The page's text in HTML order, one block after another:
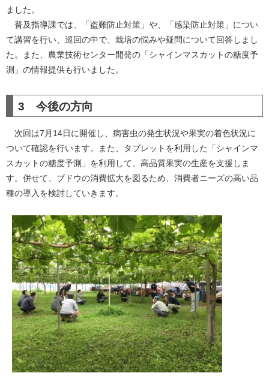
ました。
普及指導課では、「盗難防止対策」や、「感染防止対策」につい
て講習を行い、巡回の中で、栽培の悩みや疑問について回答しまし
た。また、農業技術センター開発の「シャインマスカットの糖度予
測」の情報提供も行いました。
3 今後の方向
次回は7月14日に開催し、病害虫の発生状況や果実の着色状況に
ついて確認を行います。また、タブレットを利用した「シャインマ
スカットの糖度予測」を利用して、高品質果実の生産を支援しま
す。併せて、ブドウの消費拡大を図るため、消費者ニーズの高い品
種の導入を検討していきます。